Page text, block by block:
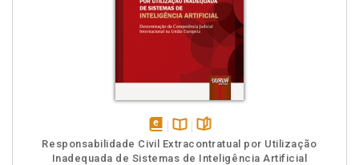
disponível
em
Disponível
na
páginas
Responsabilidade Civil Extracontratual por Utilização
Inadequada de Sistemas de Inteligência Artificial